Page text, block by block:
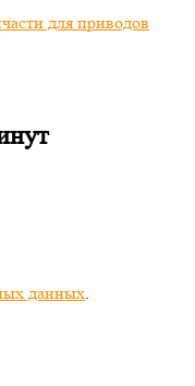
для приводов
данных